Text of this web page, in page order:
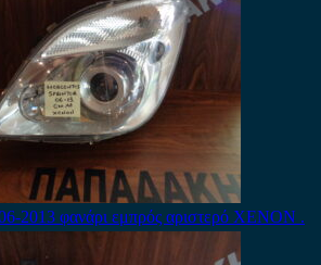
2013 φανάρι εμπρός αριστερό XENON .